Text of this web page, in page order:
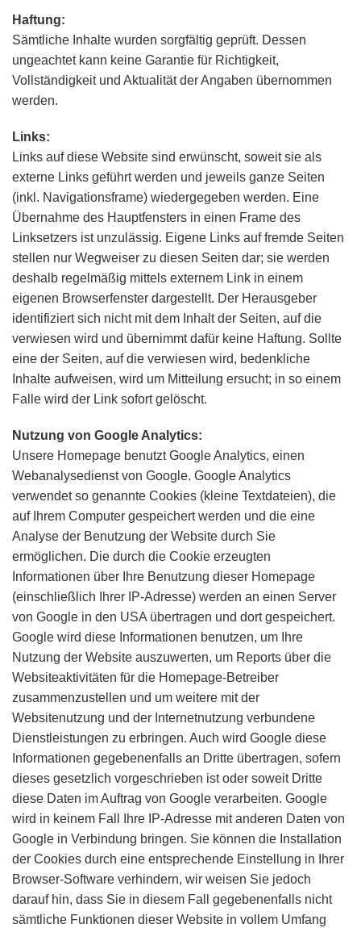
Haftung:
Sämtliche Inhalte wurden sorgfältig geprüft. Dessen
ungeachtet kann keine Garantie für Richtigkeit,
Vollständigkeit und Aktualität der Angaben übernommen
werden.
Links:
Links auf diese Website sind erwünscht, soweit sie als
externe Links geführt werden und jeweils ganze Seiten
(inkl. Navigationsframe) wiedergegeben werden. Eine
Übernahme des Hauptfensters in einen Frame des
Linksetzers ist unzulässig. Eigene Links auf fremde Seiten
stellen nur Wegweiser zu diesen Seiten dar; sie werden
deshalb regelmäßig mittels externem Link in einem
eigenen Browserfenster dargestellt. Der Herausgeber
identifiziert sich nicht mit dem Inhalt der Seiten, auf die
verwiesen wird und übernimmt dafür keine Haftung. Sollte
eine der Seiten, auf die verwiesen wird, bedenkliche
Inhalte aufweisen, wird um Mitteilung ersucht; in so einem
Falle wird der Link sofort gelöscht.
Nutzung von Google Analytics:
Unsere Homepage benutzt Google Analytics, einen
Webanalysedienst von Google. Google Analytics
verwendet so genannte Cookies (kleine Textdateien), die
auf Ihrem Computer gespeichert werden und die eine
Analyse der Benutzung der Website durch Sie
ermöglichen. Die durch die Cookie erzeugten
Informationen über Ihre Benutzung dieser Homepage
(einschließlich Ihrer IP-Adresse) werden an einen Server
von Google in den USA übertragen und dort gespeichert.
Google wird diese Informationen benutzen, um Ihre
Nutzung der Website auszuwerten, um Reports über die
Websiteaktivitäten für die Homepage-Betreiber
zusammenzustellen und um weitere mit der
Websitenutzung und der Internetnutzung verbundene
Dienstleistungen zu erbringen. Auch wird Google diese
Informationen gegebenenfalls an Dritte übertragen, sofern
dieses gesetzlich vorgeschrieben ist oder soweit Dritte
diese Daten im Auftrag von Google verarbeiten. Google
wird in keinem Fall Ihre IP-Adresse mit anderen Daten von
Google in Verbindung bringen. Sie können die Installation
der Cookies durch eine entsprechende Einstellung in Ihrer
Browser-Software verhindern, wir weisen Sie jedoch
darauf hin, dass Sie in diesem Fall gegebenenfalls nicht
sämtliche Funktionen dieser Website in vollem Umfang